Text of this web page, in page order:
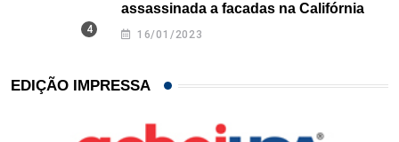
assassinada a facadas na Califórnia
16/01/2023
EDIÇÃO IMPRESSA